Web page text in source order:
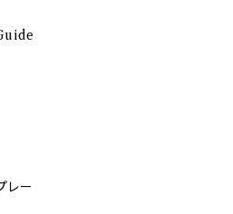
レー